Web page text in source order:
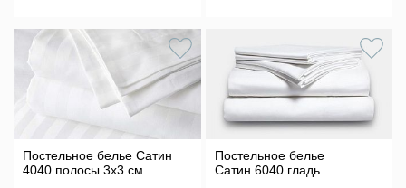
Постельное белье Сатин
4040 полосы 3х3 см
Постельное белье
Сатин 6040 гладь